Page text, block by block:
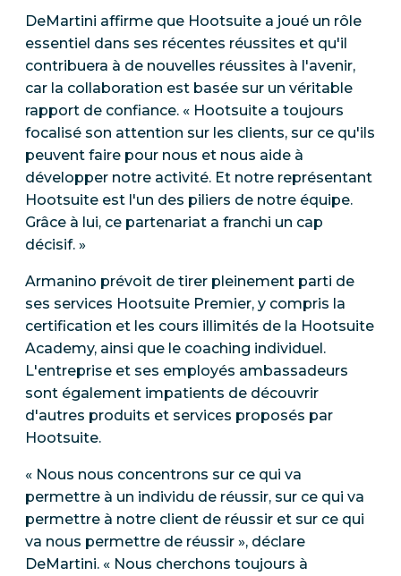
DeMartini affirme que Hootsuite a joué un rôle
essentiel dans ses récentes réussites et qu'il
contribuera à de nouvelles réussites à l'avenir,
car la collaboration est basée sur un véritable
rapport de confiance. « Hootsuite a toujours
focalisé son attention sur les clients, sur ce qu'ils
peuvent faire pour nous et nous aide à
développer notre activité. Et notre représentant
Hootsuite est l'un des piliers de notre équipe.
Grâce à lui, ce partenariat a franchi un cap
décisif. »
Armanino prévoit de tirer pleinement parti de
ses services Hootsuite Premier, y compris la
certification et les cours illimités de la Hootsuite
Academy, ainsi que le coaching individuel.
L'entreprise et ses employés ambassadeurs
sont également impatients de découvrir
d'autres produits et services proposés par
Hootsuite.
« Nous nous concentrons sur ce qui va
permettre à un individu de réussir, sur ce qui va
permettre à notre client de réussir et sur ce qui
va nous permettre de réussir », déclare
DeMartini. « Nous cherchons toujours à